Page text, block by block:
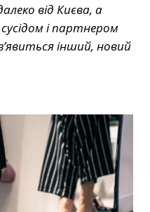
від Києва, а
і партнером
інший, новий